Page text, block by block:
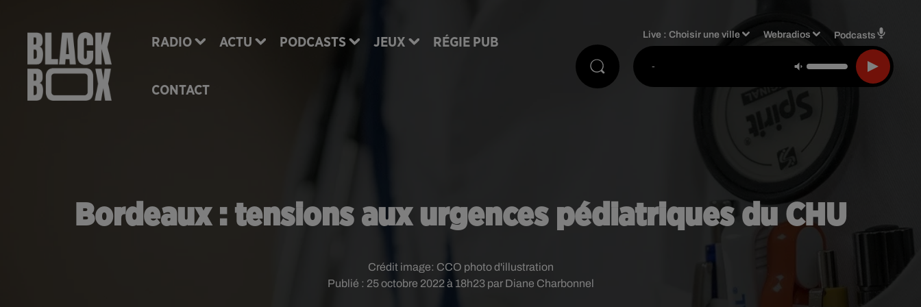
RADIO ACTU PODCASTS JEUX RÉGIE PUB
CONTACT
Live :Choisir une ville Webradios Podcasts
-
Bordeaux : tensions aux urgences pédiatriques du CHU
Publié : 25 octobre 2022 à 18h23 par Diane Charbonnel
Crédit image: CCO photo d'illustration